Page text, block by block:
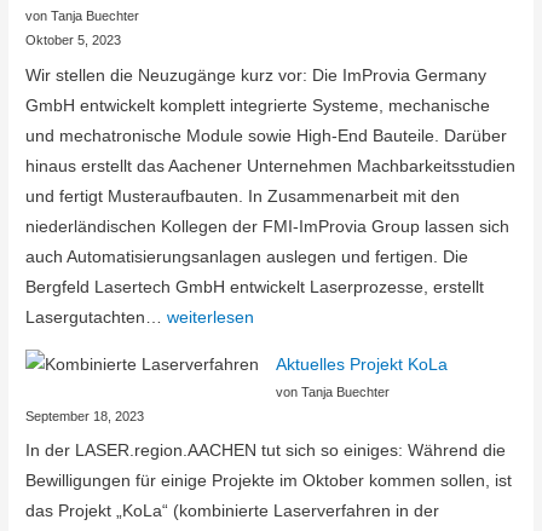
von Tanja Buechter
Oktober 5, 2023
Wir stellen die Neuzugänge kurz vor: Die ImProvia Germany
GmbH entwickelt komplett integrierte Systeme, mechanische
und mechatronische Module sowie High-End Bauteile. Darüber
hinaus erstellt das Aachener Unternehmen Machbarkeitsstudien
und fertigt Musteraufbauten. In Zusammenarbeit mit den
niederländischen Kollegen der FMI-ImProvia Group lassen sich
auch Automatisierungsanlagen auslegen und fertigen. Die
Bergfeld Lasertech GmbH entwickelt Laserprozesse, erstellt
Lasergutachten…Neue
weiterlesen
Aktuelles Projekt KoLa
von Tanja Buechter
September 18, 2023
In der LASER.region.AACHEN tut sich so einiges: Während die
Bewilligungen für einige Projekte im Oktober kommen sollen, ist
das Projekt „KoLa“ (kombinierte Laserverfahren in der